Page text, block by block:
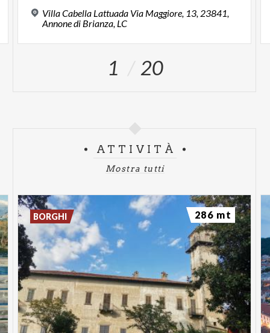
Villa Cabella Lattuada Via Maggiore, 13, 23841,
Annone di Brianza, LC
1 20
ATTIVITÀ
Mostra tutti
BORGHI 286 mt